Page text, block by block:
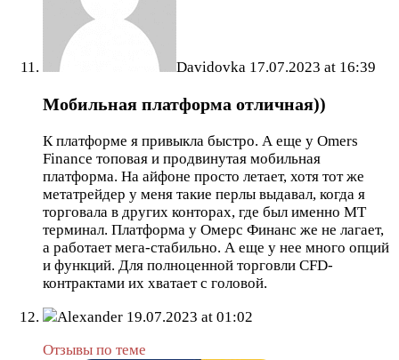
Davidovka 17.07.2023 at 16:39
Мобильная платформа отличная))
К платформе я привыкла быстро. А еще у Omers
Finance топовая и продвинутая мобильная
платформа. На айфоне просто летает, хотя тот же
метатрейдер у меня такие перлы выдавал, когда я
торговала в других конторах, где был именно МТ
терминал. Платформа у Омерс Финанс же не лагает,
а работает мега-стабильно. А еще у нее много опций
и функций. Для полноценной торговли CFD-
контрактами их хватает с головой.
Alexander 19.07.2023 at 01:02
Отзывы по теме